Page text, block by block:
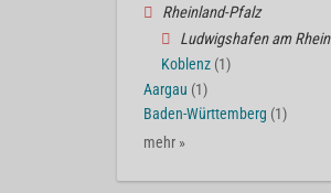
Rheinland-Pfalz
Ludwigshafen am Rhein
Koblenz (1)
Aargau (1)
Baden-Württemberg (1)
mehr »